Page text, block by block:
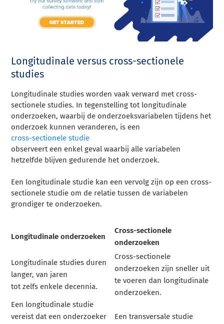
Longitudinale versus cross-sectionele
studies
Longitudinale studies worden vaak verward met cross-
sectionele studies. In tegenstelling tot longitudinale
onderzoeken, waarbij de onderzoeksvariabelen tijdens het
onderzoek kunnen veranderen, is een
cross-sectionele studie
observeert een enkel geval waarbij alle variabelen
hetzelfde blijven gedurende het onderzoek.
Een longitudinale studie kan een vervolg zijn op een cross-
sectionele studie om de relatie tussen de variabelen
grondiger te onderzoeken.
Longitudinale onderzoeken
Cross-sectionele
onderzoeken
Longitudinale studies duren
langer, van jaren
tot zelfs enkele decennia.
Cross-sectionele
onderzoeken zijn sneller uit
te voeren dan longitudinale
onderzoeken.
Een longitudinale studie
vereist dat een onderzoeker
Een transversale studie